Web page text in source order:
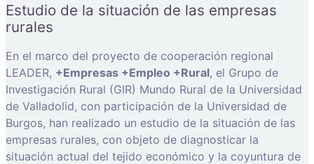
Estudio de la situación de las empresas
rurales
En el marco del proyecto de cooperación regional
LEADER, +Empresas +Empleo +Rural, el Grupo de
Investigación Rural (GIR) Mundo Rural de la Universidad
de Valladolid, con participación de la Universidad de
Burgos, han realizado un estudio de la situación de las
empresas rurales, con objeto de diagnosticar la
situación actual del tejido económico y la coyuntura de